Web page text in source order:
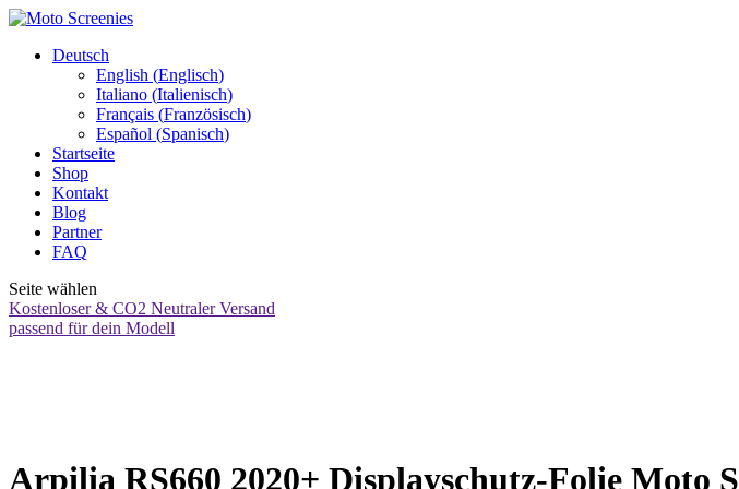
Deutsch
English (Englisch)
Italiano (Italienisch)
Français (Französisch)
Español (Spanisch)
Startseite
Shop
Kontakt
Blog
Partner
FAQ
Seite wählen
Kostenloser & CO2 Neutraler Versand
passend für dein Modell
Arpilia RS660 2020+ Displayschutz-Folie Moto